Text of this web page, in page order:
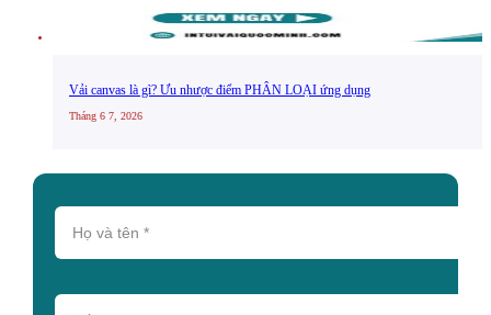
Vải canvas là gì? Ưu nhược điểm PHÂN LOẠI ứng dụng
Tháng 6 7, 2026